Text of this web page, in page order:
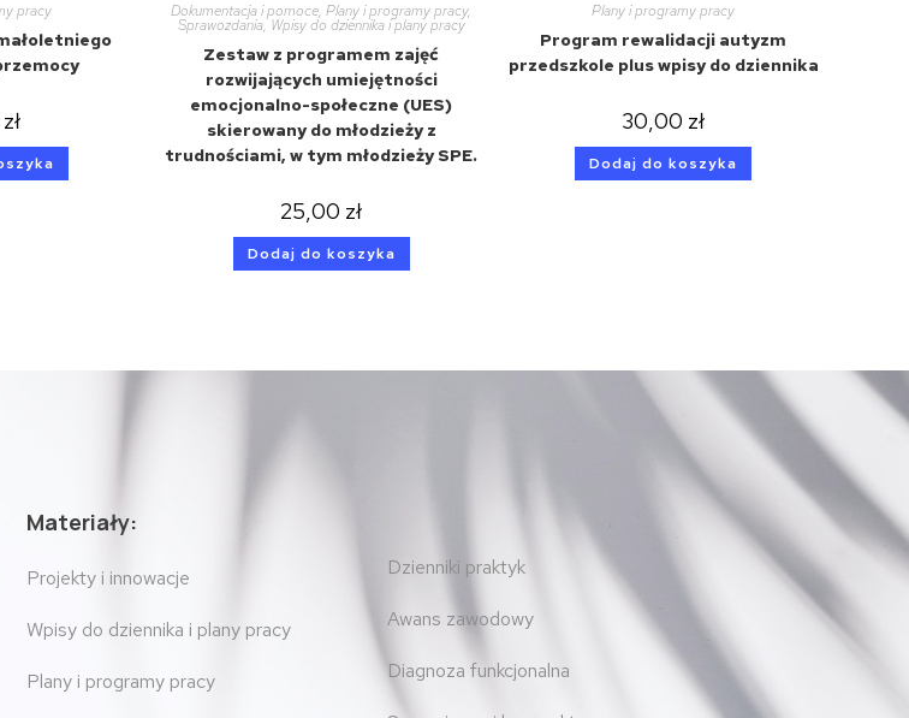
pracy
zł
Dokumentacja i pomoce,Plany i programy pracy,
Sprawozdania,Wpisy do dziennika i plany pracy
Zestaw z programem zajęć
rozwijających umiejętności
emocjonalno-społeczne (UES)
skierowany do młodzieży z
trudnościami, w tym młodzieży SPE.
25,00 zł
Dodaj do koszyka
Plany i programy pracy
Program rewalidacji autyzm
przedszkole plus wpisy do dziennika
30,00 zł
Dodaj do koszyka
Materiały:
Projekty i innowacje
Wpisy do dziennika i plany pracy
Plany i programy pracy
Dzienniki praktyk
Awans zawodowy
Diagnoza funkcjonalna